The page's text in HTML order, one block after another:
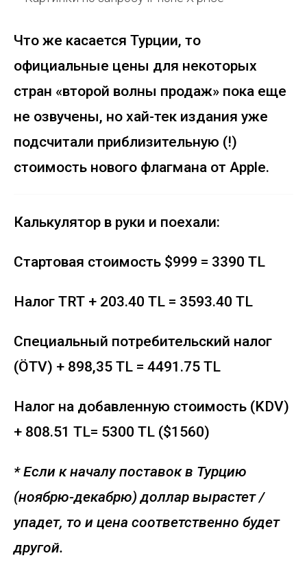
Что же касается Турции, то
официальные цены для некоторых
стран «второй волны продаж» пока еще
не озвучены, но хай-тек издания уже
подсчитали приблизительную (!)
стоимость нового флагмана от Apple.
Калькулятор в руки и поехали:
Стартовая стоимость $999 = 3390 TL
Налог TRT + 203.40 TL = 3593.40 TL
Специальный потребительский налог
(ÖTV) + 898,35 TL = 4491.75 TL
Налог на добавленную стоимость (KDV)
+ 808.51 TL= 5300 TL ($1560)
* Если к началу поставок в Турцию
(ноябрю-декабрю) доллар вырастет /
упадет, то и цена соответственно будет
другой.